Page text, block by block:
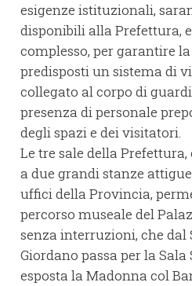
esigenze istituzionali,
disponibili alla Prefettura,
complesso, per garantire
predisposti un sistema di
collegato al corpo di
presenza di personale
degli spazi e dei visitatori.
Le tre sale della
a due grandi stanze
uffici della Provincia,
percorso museale del
senza interruzioni, che dal
Giordano passa per la
esposta la Madonna col